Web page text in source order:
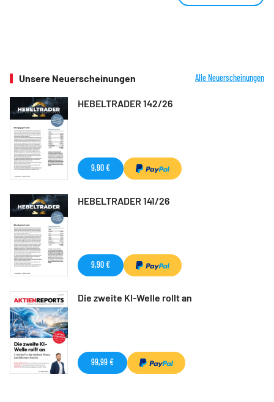
Unsere Neuerscheinungen Alle Neuerscheinungen
HEBELTRADER 142/26
9,90 €
HEBELTRADER 141/26
9,90 €
Die zweite KI-Welle rollt an
99,99 €